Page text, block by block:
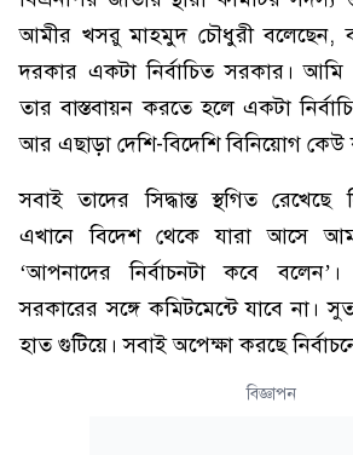
আমীর খসরু মাহমুদ চৌধুরী বলেছেন,
দরকার একটা নির্বাচিত সরকার।
তার বাস্তবায়ন করতে হলে একটা
আর এছাড়া দেশি-বিদেশি বিনিয়োগ কেউ
সবাই তাদের সিদ্ধান্ত স্থগিত রেখেছে
এখানে বিদেশ থেকে যারা আসে
‘আপনাদের নির্বাচনটা কবে বলেন’।
সরকারের সঙ্গে কমিটমেন্টে যাবে না।
হাত গুটিয়ে। সবাই অপেক্ষা করছে
বিজ্ঞাপন